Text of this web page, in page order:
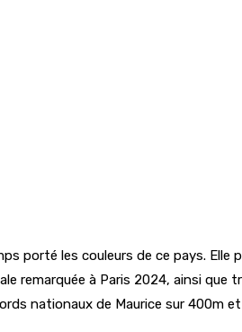
porté les couleurs de ce pays. Elle
à Paris 2024, ainsi que
nationaux de Maurice sur 400m